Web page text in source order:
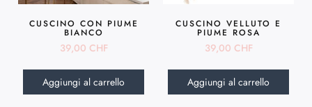
CUSCINO CON PIUME
BIANCO
39,00 CHF
Aggiungi al carrello
CUSCINO VELLUTO E
PIUME ROSA
39,00 CHF
Aggiungi al carrello